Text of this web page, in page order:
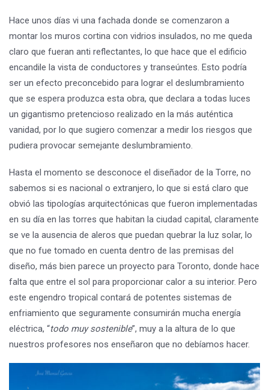
Hace unos días vi una fachada donde se comenzaron a
montar los muros cortina con vidrios insulados, no me queda
claro que fueran anti reflectantes, lo que hace que el edificio
encandile la vista de conductores y transeúntes. Esto podría
ser un efecto preconcebido para lograr el deslumbramiento
que se espera produzca esta obra, que declara a todas luces
un gigantismo pretencioso realizado en la más auténtica
vanidad, por lo que sugiero comenzar a medir los riesgos que
pudiera provocar semejante deslumbramiento.
Hasta el momento se desconoce el diseñador de la Torre, no
sabemos si es nacional o extranjero, lo que si está claro que
obvió las tipologías arquitectónicas que fueron implementadas
en su día en las torres que habitan la ciudad capital, claramente
se ve la ausencia de aleros que puedan quebrar la luz solar, lo
que no fue tomado en cuenta dentro de las premisas del
diseño, más bien parece un proyecto para Toronto, donde hace
falta que entre el sol para proporcionar calor a su interior. Pero
este engendro tropical contará de potentes sistemas de
enfriamiento que seguramente consumirán mucha energía
eléctrica, “todo muy sostenible”, muy a la altura de lo que
nuestros profesores nos enseñaron que no debíamos hacer.